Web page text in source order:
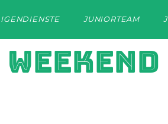
JUNIORTEAM